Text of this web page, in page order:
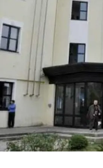
CULTURA
ECONOMIA E
EVENTI
Streaming